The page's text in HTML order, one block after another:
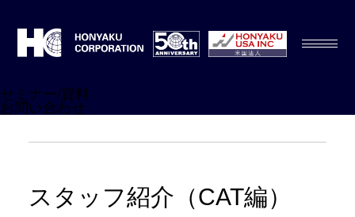
セミナー/資料
お問い合わせ
スタッフ紹介（CAT編）